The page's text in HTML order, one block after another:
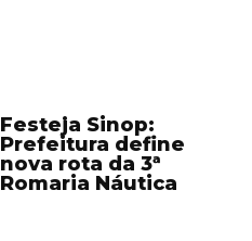
Festeja Sinop:
Prefeitura define
nova rota da 3ª
Romaria Náutica